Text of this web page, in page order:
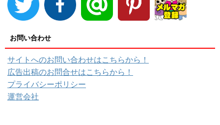
お問い合わせ
サイトへのお問い合わせはこちらから！
広告出稿のお問合せはこちらから！
プライバシーポリシー
運営会社